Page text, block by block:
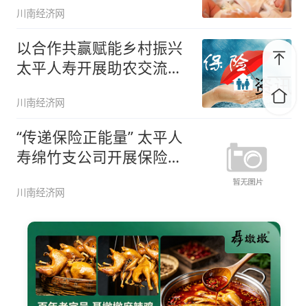
川南经济网
以合作共赢赋能乡村振兴
太平人寿开展助农交流活
川南经济网
“传递保险正能量” 太平人
寿绵竹支公司开展保险公
川南经济网